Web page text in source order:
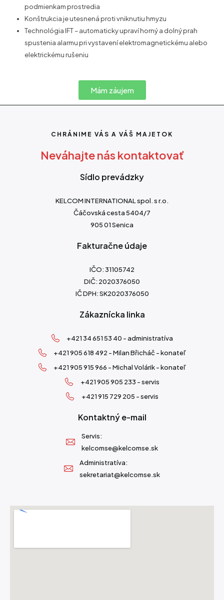
podmienkam prostredia
Konštrukcia je utesnená proti vniknutiu hmyzu
Technológia IFT – automaticky upraví horný a dolný prah
spustenia alarmu pri vystavení elektromagnetickému alebo
elektrickému rušeniu
Mám záujem
CHRÁNIME VÁS A VÁŠ MAJETOK
Neváhajte nás kontaktovať
Sídlo prevádzky
KELCOM INTERNATIONAL spol. s r.o.
Čáčovská cesta 5404/7
905 01 Senica
Fakturačne údaje
IČO: 31105742
DIČ: 2020376050
IČ DPH: SK2020376050
Zákaznícka linka
+421 34 651 53 40 - administratíva
+421 905 618 492 - Milan Břicháč - konateľ
+421 905 915 966 - Michal Volárik - konateľ
+421 905 905 233 - servis
+421 915 729 205 - servis
Kontaktný e-mail
Servis:
kelcomse@kelcomse.sk
Administratíva:
sekretariat@kelcomse.sk